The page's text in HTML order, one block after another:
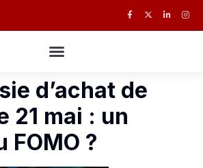
d’achat de
21 mai : un
FOMO ?